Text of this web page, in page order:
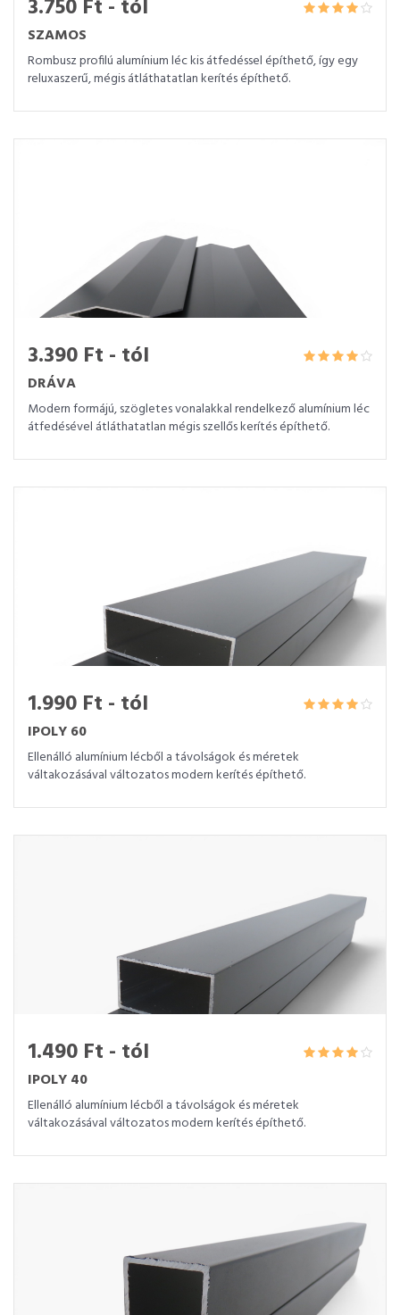
3.750 Ft - tól
SZAMOS
Rombusz profilú alumínium léc kis átfedéssel építhető, így egy
reluxaszerű, mégis átláthatatlan kerítés építhető.
3.390 Ft - tól
DRÁVA
Modern formájú, szögletes vonalakkal rendelkező alumínium léc
átfedésével átláthatatlan mégis szellős kerítés építhető.
1.990 Ft - tól
IPOLY 60
Ellenálló alumínium lécből a távolságok és méretek
váltakozásával változatos modern kerítés építhető.
1.490 Ft - tól
IPOLY 40
Ellenálló alumínium lécből a távolságok és méretek
váltakozásával változatos modern kerítés építhető.